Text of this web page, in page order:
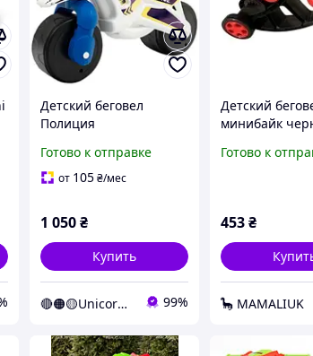
Детский беговел
Полиция
0139/51 Doloni белый
синий (Unicorn)
Готово к отправке
от 105₴/мес
1 050₴
Купить
🔴🟠🟡Unicorn🟢🔵🟣 99%
Детский
минибайк
Готово к
453₴
🦕 MAMALIUK